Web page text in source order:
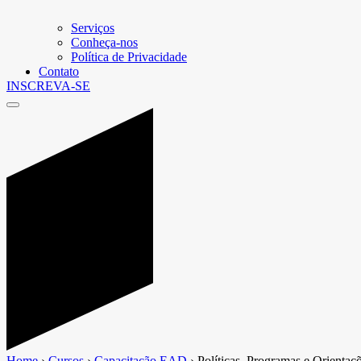
Serviços
Conheça-nos
Política de Privacidade
Contato
INSCREVA-SE